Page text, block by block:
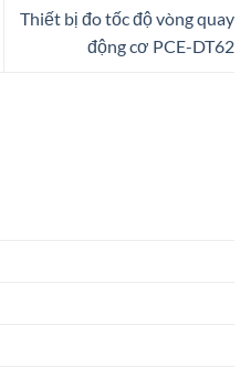
Thiết bị đo tốc độ vòng quay
động cơ PCE-DT62